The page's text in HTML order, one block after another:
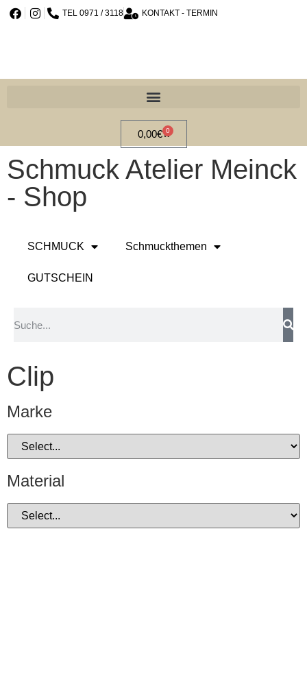
TEL 0971 / 3118 KONTAKT - TERMIN
0,00€ 0
Schmuck Atelier Meinck
- Shop
SCHMUCK Schmuckthemen
GUTSCHEIN
Clip
Marke
Material